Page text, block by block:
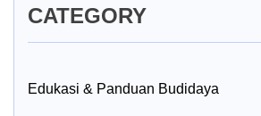
CATEGORY
Edukasi & Panduan Budidaya